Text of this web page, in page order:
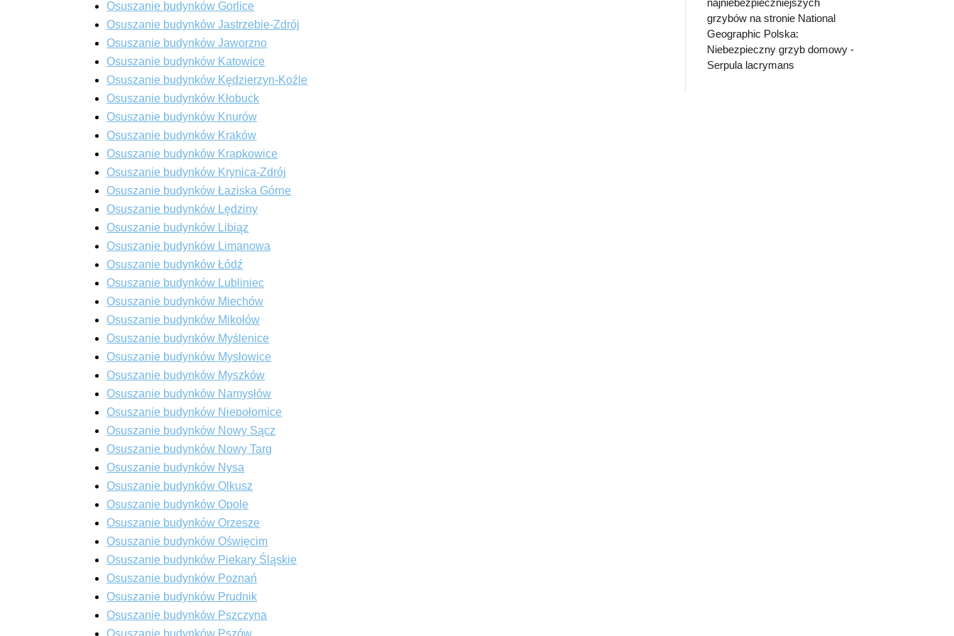
Osuszanie budynków Gorlice
Osuszanie budynków Jastrzebie-Zdrój
Osuszanie budynków Jaworzno
Osuszanie budynków Katowice
Osuszanie budynków Kędzierzyn-Koźle
Osuszanie budynków Kłobuck
Osuszanie budynków Knurów
Osuszanie budynków Kraków
Osuszanie budynków Krapkowice
Osuszanie budynków Krynica-Zdrój
Osuszanie budynków Łaziska Górne
Osuszanie budynków Lędziny
Osuszanie budynków Libiąz
Osuszanie budynków Limanowa
Osuszanie budynków Łódź
Osuszanie budynków Lubliniec
Osuszanie budynków Miechów
Osuszanie budynków Mikołów
Osuszanie budynków Myślenice
Osuszanie budynków Mysłowice
Osuszanie budynków Myszków
Osuszanie budynków Namysłów
Osuszanie budynków Niepołomice
Osuszanie budynków Nowy Sącz
Osuszanie budynków Nowy Targ
Osuszanie budynków Nysa
Osuszanie budynków Olkusz
Osuszanie budynków Opole
Osuszanie budynków Orzesze
Osuszanie budynków Oświęcim
Osuszanie budynków Piekary Śląskie
Osuszanie budynków Poznań
Osuszanie budynków Prudnik
Osuszanie budynków Pszczyna
Osuszanie budynków Pszów
grzybów na stronie National
Geographic Polska:
Niebezpieczny grzyb domowy -
Serpula lacrymans